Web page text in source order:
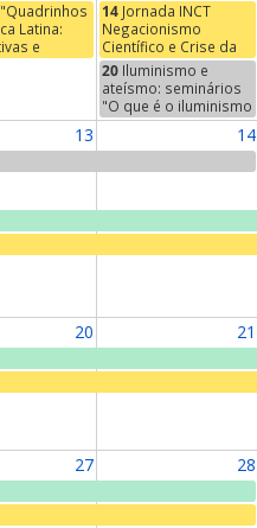
Latina:
e
14 Jornada INCT
Negacionismo
Científico e Crise da
Democracia: Verdade,
Ciëncia e Esfera
PÚblica
20 Iluminismo e
ateísmo: seminários
"O que é o iluminismo
afinal". Sexto
seminário: "A filosofia
Ernst Cassirer,
13 14
20 21
27 28